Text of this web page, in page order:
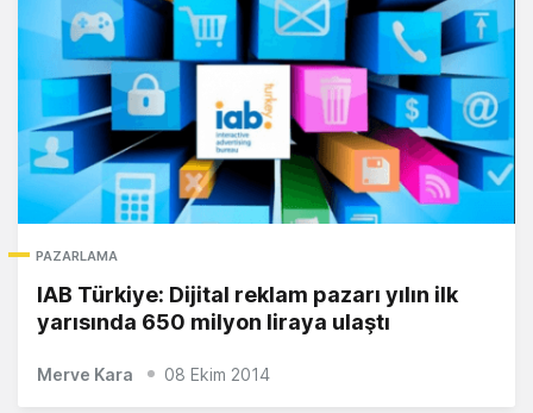
PAZARLAMA
IAB Türkiye: Dijital reklam pazarı yılın ilk
yarısında 650 milyon liraya ulaştı
Merve Kara 08 Ekim 2014